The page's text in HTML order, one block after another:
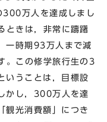
300万人を達成しまし
ときは，非常に躊躇
一時期93万人まで減
。この修学旅行生の3
いうことは，目標設
かし，300万人を達
観光消費額」につき